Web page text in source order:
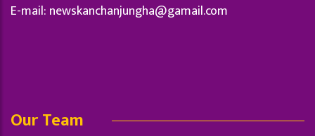
E-mail: newskanchanjungha@gamail.com
Our Team